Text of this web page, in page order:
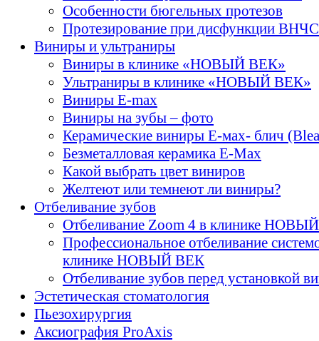
Особенности бюгельных протезов
Протезирование при дисфункции ВНЧС
Виниры и ультраниры
Виниры в клинике «НОВЫЙ ВЕК»
Ультраниры в клинике «НОВЫЙ ВЕК»
Виниры E-max
Виниры на зубы – фото
Керамические виниры E-мах- блич
Безметалловая керамика E-Max
Какой выбрать цвет виниров
Желтеют или темнеют ли виниры?
Отбеливание зубов
Отбеливание Zoom 4 в клинике
Профессиональное отбеливание
клинике НОВЫЙ ВЕК
Отбеливание зубов перед установкой
Эстетическая стоматология
Пьезохирургия
Аксиография ProAxis